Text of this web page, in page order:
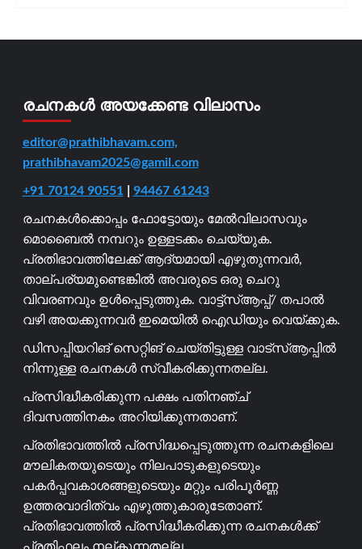
രചനകൾ അയക്കേണ്ട വിലാസം
editor@prathibhavam.com,
prathibhavam2025@gamil.com
+91 70124 90551| 94467 61243
രചനകൾക്കൊപ്പം ഫോട്ടോയും മേൽവിലാസവും
മൊബൈൽ നമ്പറും ഉള്ളടക്കം ചെയ്യുക.
പ്രതിഭാവത്തിലേക്ക് ആദ്യമായി എഴുതുന്നവർ,
താല്പര്യമുണ്ടെങ്കിൽ അവരുടെ ഒരു ചെറു
വിവരണവും ഉൾപ്പെടുത്തുക. വാട്ട്സ്ആപ്പ്/ തപാൽ
വഴി അയക്കുന്നവർ ഇമെയിൽ ഐഡിയും വെയ്ക്കുക.
ഡിസപ്പിയറിങ് സെറ്റിങ് ചെയ്തിട്ടുള്ള വാട്സ്ആപ്പിൽ
നിന്നുള്ള രചനകൾ സ്വീകരിക്കുന്നതല്ല.
പ്രസിദ്ധീകരിക്കുന്ന പക്ഷം പതിനഞ്ച്
ദിവസത്തിനകം അറിയിക്കുന്നതാണ്.
പ്രതിഭാവത്തിൽ പ്രസിദ്ധപ്പെടുത്തുന്ന രചനകളിലെ
മൗലികതയുടെയും നിലപാടുകളുടെയും
പകർപ്പവകാശങ്ങളുടെയും മറ്റും പരിപൂർണ്ണ
ഉത്തരവാദിത്വം എഴുത്തുകാരുടേതാണ്.
പ്രതിഭാവത്തിൽ പ്രസിദ്ധീകരിക്കുന്ന രചനകൾക്ക്